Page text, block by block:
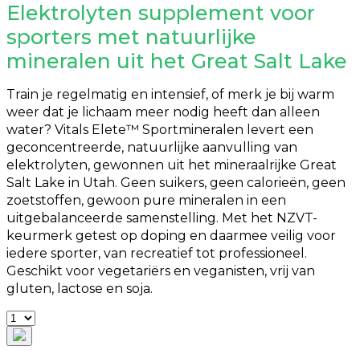
Elektrolyten supplement voor
sporters met natuurlijke
mineralen uit het Great Salt Lake
Train je regelmatig en intensief, of merk je bij warm
weer dat je lichaam meer nodig heeft dan alleen
water? Vitals Elete™ Sportmineralen levert een
geconcentreerde, natuurlijke aanvulling van
elektrolyten, gewonnen uit het mineraalrijke Great
Salt Lake in Utah. Geen suikers, geen calorieën, geen
zoetstoffen, gewoon pure mineralen in een
uitgebalanceerde samenstelling. Met het NZVT-
keurmerk getest op doping en daarmee veilig voor
iedere sporter, van recreatief tot professioneel.
Geschikt voor vegetariërs en veganisten, vrij van
gluten, lactose en soja.